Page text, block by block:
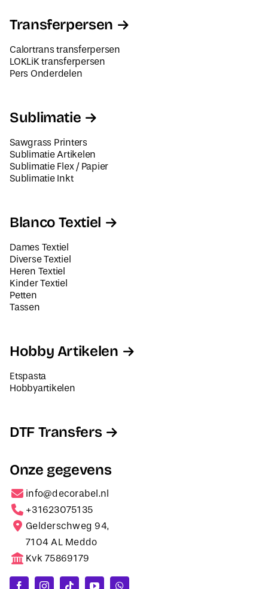
Transferpersen
Calortrans transferpersen
LOKLiK transferpersen
Pers Onderdelen
Sublimatie
Sawgrass Printers
Sublimatie Artikelen
Sublimatie Flex / Papier
Sublimatie Inkt
Blanco Textiel
Dames Textiel
Diverse Textiel
Heren Textiel
Kinder Textiel
Petten
Tassen
Hobby Artikelen
Etspasta
Hobbyartikelen
DTF Transfers
Onze gegevens
info@decorabel.nl
+31623075135
Gelderschweg 94,
7104 AL Meddo
Kvk 75869179